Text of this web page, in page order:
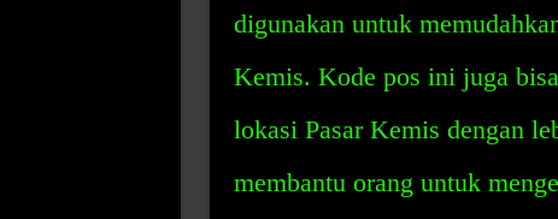
digunakan untuk
Kemis. Kode pos ini juga
lokasi Pasar Kemis dengan
membantu orang untuk